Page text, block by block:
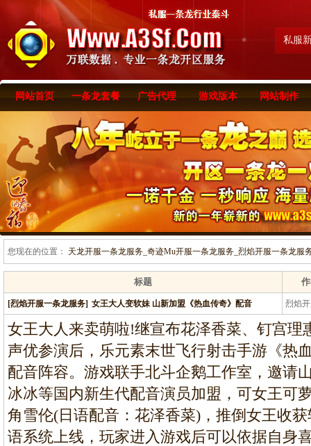
私服
网站首页 一条龙套餐 广告代理 游戏版本 网站制作
您现在的位置： 天龙开服一条龙服务_奇迹Mu开服一条龙服务_烈焰开服一条龙服
标题
[烈焰开服一条龙服务] 女王大人变软妹 山新加盟《热血传奇》配音 烈焰
龙
女王大人来卖萌啦!继宣布花泽香菜、钉宫理
声优参演后，乐元素末世飞行射击手游《热
配音阵容。游戏联手北斗企鹅工作室，邀请
冰冰等国内新生代配音演员加盟，可女王可
角雪伦(日语配音：花泽香菜)，推倒女王收
语系统上线，玩家进入游戏后可以依据自身